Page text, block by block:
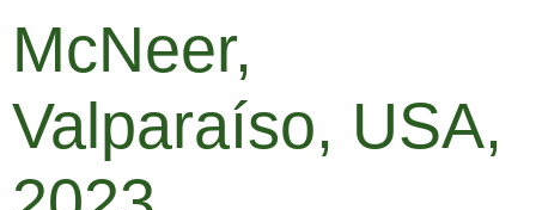
McNeer,
Valparaíso, USA,